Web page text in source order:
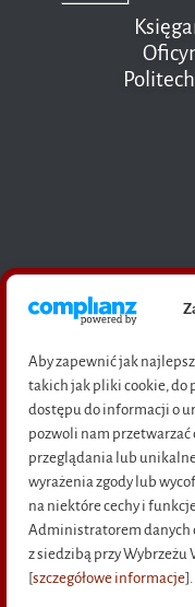
Aby zapewnić jak
takich jak pliki cookie, do
dostępu do informacji o
pozwoli nam przetwarzać
przeglądania lub
wyrażenia zgody lub
na niektóre cechy i
Administratorem danych
z siedzibą przy Wybrzeżu
[szczegółowe informacje].
71
(bud